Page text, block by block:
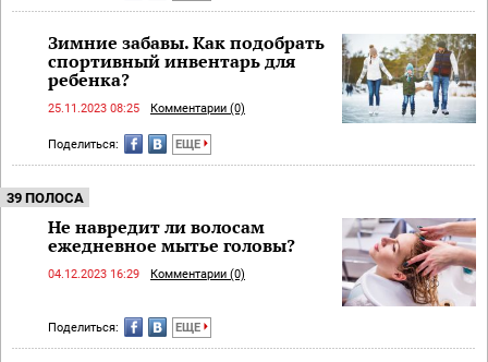
Зимние забавы. Как подобрать
спортивный инвентарь для
ребенка?
25.11.2023 08:25 Комментарии (0)
Поделиться: ЕЩЕ
39 ПОЛОСА
Не навредит ли волосам
ежедневное мытье головы?
04.12.2023 16:29 Комментарии (0)
Поделиться: ЕЩЕ